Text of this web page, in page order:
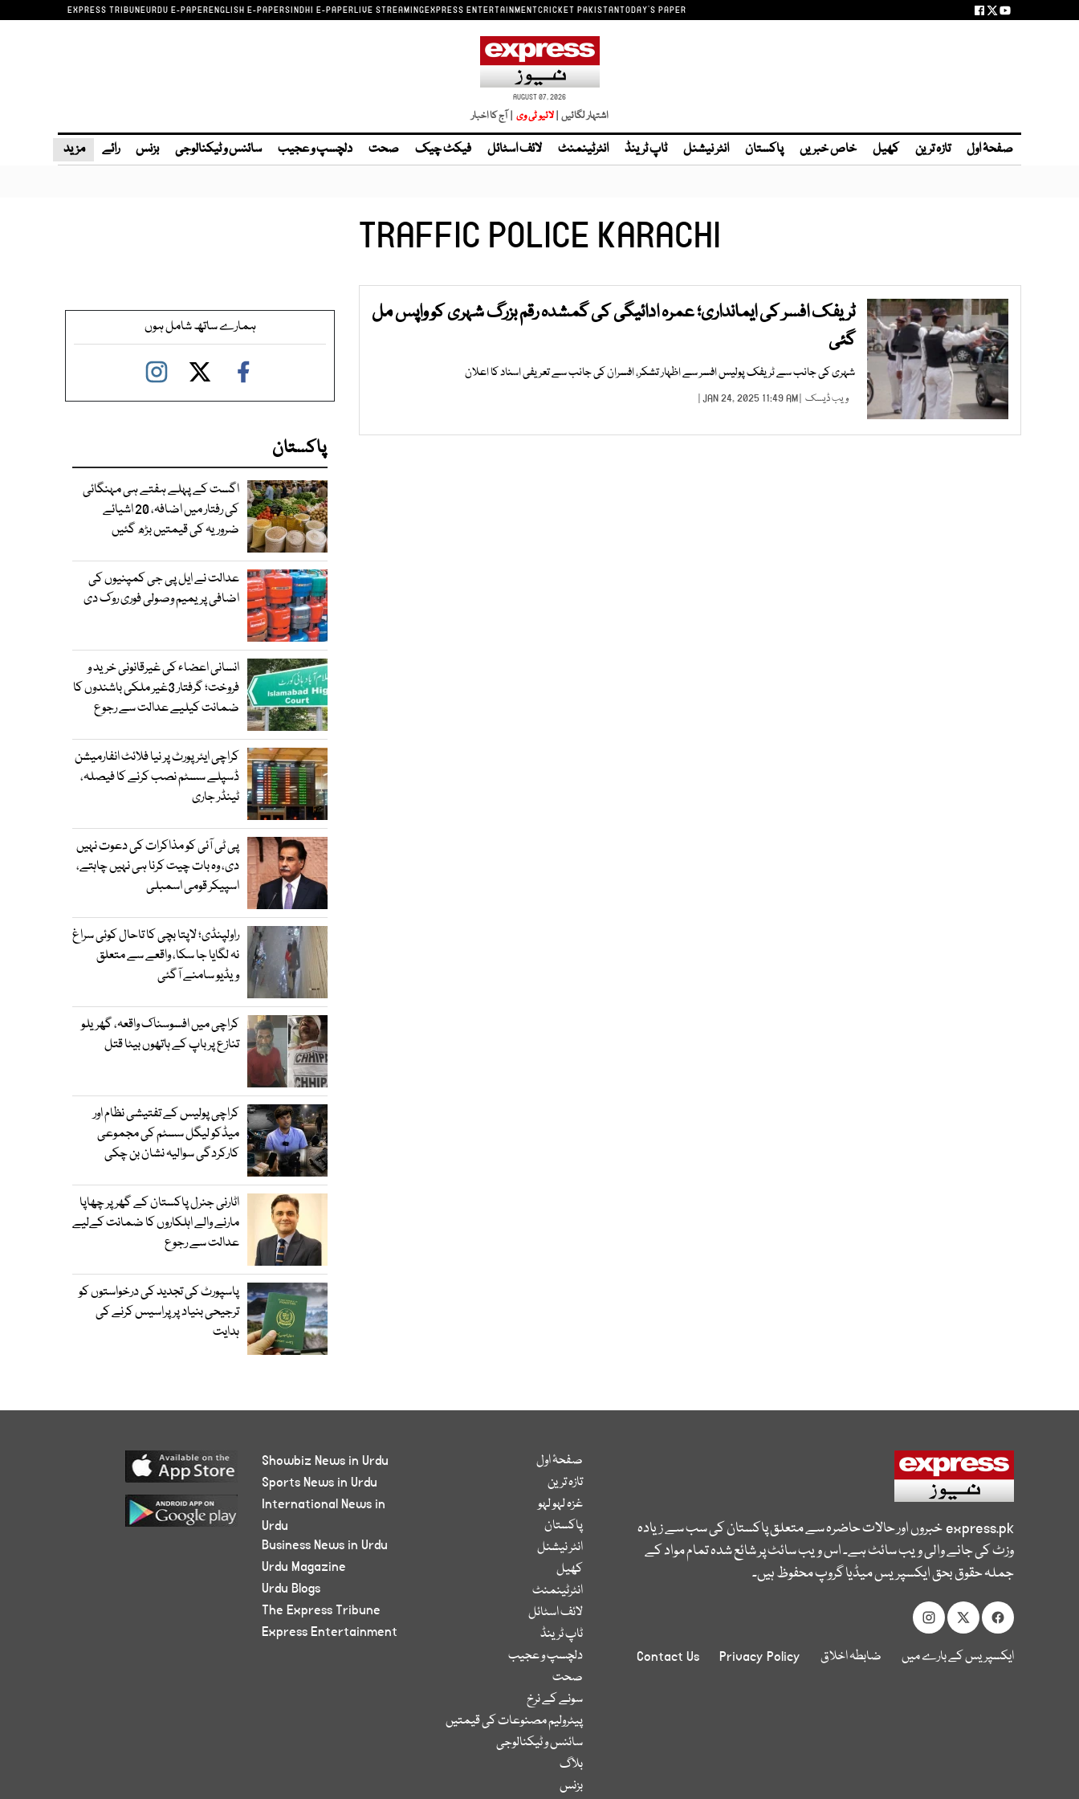
EXPRESS TRIBUNEURDU E-PAPERENGLISH E-PAPERSINDHI E-PAPERLIVE STREAMINGEXPRESS ENTERTAINMENTCRICKET PAKISTANTODAY'S PAPER
AUGUST 07, 2026
اشتہار لگائیں | | آج کا اخبار
صفحۂ اول تازہ ترین کھیل خاص خبریں پاکستان انٹر نیشنل ٹاپ ٹرینڈ انٹرٹینمنٹ لائف اسٹائل فیکٹ چیک صحت دلچسپ و عجیب سائنس و ٹیکنالوجی بزنس رائے مزید
TRAFFIC POLICE KARACHI
ٹریفک افسر کی ایمانداری؛ عمرہ ادائیگی کی گمشدہ رقم بزرگ شہری کو واپس مل
گئی
شہری کی جانب سے ٹریفک پولیس افسر سے اظہار تشکر، افسران کی جانب سے تعریفی اسناد کا اعلان
ویب ڈیسک | JAN 24, 2025 11:49 AM |
ہمارے ساتھ شامل ہوں
پاکستان
اگست کے پہلے ہفتے ہی مہنگائی
کی رفتار میں اضافہ، 20 اشیائے
ضروریہ کی قیمتیں بڑھ گئیں
عدالت نے ایل پی جی کمپنیوں کی
اضافی پریمیم وصولی فوری روک دی
انسانی اعضاء کی غیرقانونی خرید و
فروخت؛ گرفتار 3غیر ملکی باشندوں کا
ضمانت کیلیے عدالت سے رجوع
کراچی ایئرپورٹ پر نیا فلائٹ انفارمیشن
ڈسپلے سسٹم نصب کرنے کا فیصلہ،
ٹینڈر جاری
پی ٹی آئی کو مذاکرات کی دعوت نہیں
دی، وہ بات چیت کرنا ہی نہیں چاہتے،
اسپیکر قومی اسمبلی
راولپنڈی؛ لاپتا بچی کا تاحال کوئی سراغ
نہ لگایا جا سکا، واقعے سے متعلق
ویڈیو سامنے آگئی
کراچی میں افسوسناک واقعہ، گھریلو
تنازع پر باپ کے ہاتھوں بیٹا قتل
کراچی پولیس کے تفتیشی نظام اور
میڈکو لیگل سسٹم کی مجموعی
کارکردگی سوالیہ نشان بن چکی
اٹارنی جنرل پاکستان کے گھر پر چھاپا
مارنے والے اہلکاروں کا ضمانت کےلیے
عدالت سے رجوع
پاسپورٹ کی تجدید کی درخواستوں کو
ترجیحی بنیاد پر پراسیس کرنے کی
ہدایت
express.pkخبروں اور حالات حاضرہ سے متعلق پاکستان کی سب سے زیادہ
وزٹ کی جانے والی ویب سائٹ ہے۔ اس ویب سائٹ پر شائع شدہ تمام مواد کے
جملہ حقوق بحق ایکسپریس میڈیا گروپ محفوظ ہیں۔
ایکسپریس کے بارے میں ضابطہ اخلاق Privacy Policy
Contact Us
صفحۂ اول
تازہ ترین
غزہ لہو لہو
پاکستان
انٹر نیشنل
کھیل
انٹرٹینمنٹ
لائف اسٹائل
ٹاپ ٹرینڈ
دلچسپ و عجیب
صحت
سونے کے نرخ
پیٹرولیم مصنوعات کی قیمتیں
سائنس و ٹیکنالوجی
بلاگ
بزنس
Showbiz News in Urdu
Sports News in Urdu
International News in
Urdu
Business News in Urdu
Urdu Magazine
Urdu Blogs
The Express Tribune
Express Entertainment